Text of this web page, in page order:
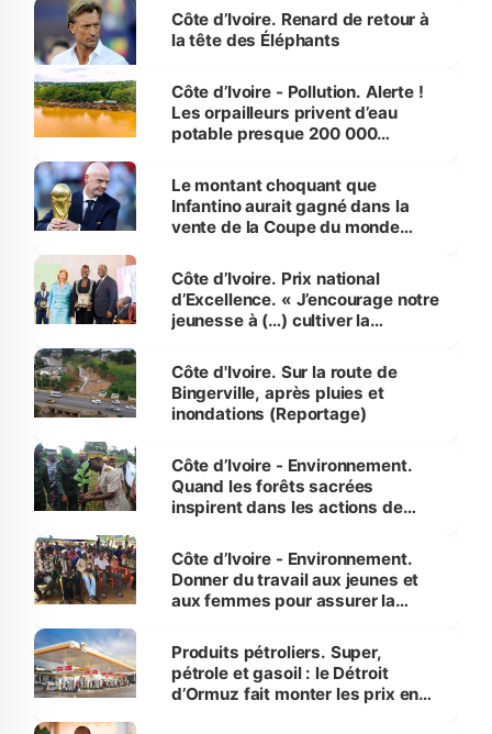
Côte d’Ivoire. Renard de retour à
la tête des Éléphants
Côte d’Ivoire - Pollution. Alerte !
Les orpailleurs privent d’eau
potable presque 200 000
Le montant choquant que
Infantino aurait gagné dans la
vente de la Coupe du monde
Côte d’Ivoire. Prix national
d’Excellence. « J’encourage notre
jeunesse à (…) cultiver la
(Alassane Ouattara
Côte d'Ivoire. Sur la route de
Bingerville, après pluies et
inondations (Reportage)
Côte d’Ivoire - Environnement.
Quand les forêts sacrées
inspirent dans les actions de
Côte d’Ivoire - Environnement.
Donner du travail aux jeunes et
aux femmes pour assurer la
menacées
Produits pétroliers. Super,
pétrole et gasoil : le Détroit
d’Ormuz fait monter les prix en